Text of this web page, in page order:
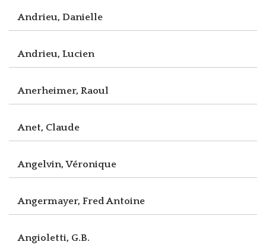
Andrieu, Danielle
Andrieu, Lucien
Anerheimer, Raoul
Anet, Claude
Angelvin, Véronique
Angermayer, Fred Antoine
Angioletti, G.B.